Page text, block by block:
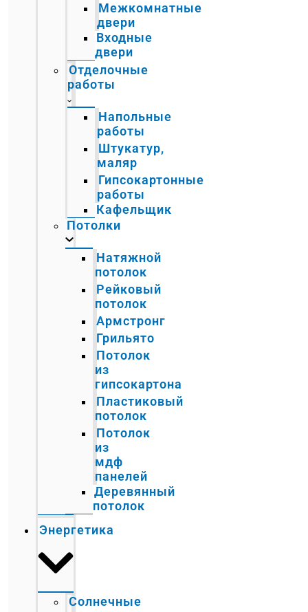
Межкомнатные
двери
Входные
двери
Отделочные
работы
Напольные
работы
Штукатур,
маляр
Гипсокартонные
работы
Кафельщик
Потолки
Натяжной
потолок
Рейковый
потолок
Армстронг
Грильято
Потолок
из
гипсокартона
Пластиковый
потолок
Потолок
из
мдф
панелей
Деревянный
потолок
Энергетика
Солнечные